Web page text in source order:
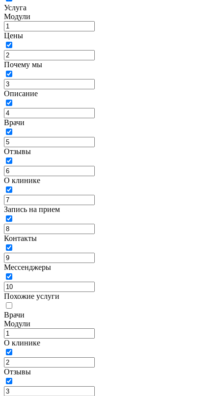
Услуга
Модули
Цены
Почему мы
Описание
Врачи
Отзывы
О клинике
Запись на прием
Контакты
Мессенджеры
Похожие услуги
Врачи
Модули
О клинике
Отзывы